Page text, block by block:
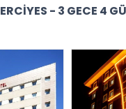
ERCIYES - 3 GECE 4